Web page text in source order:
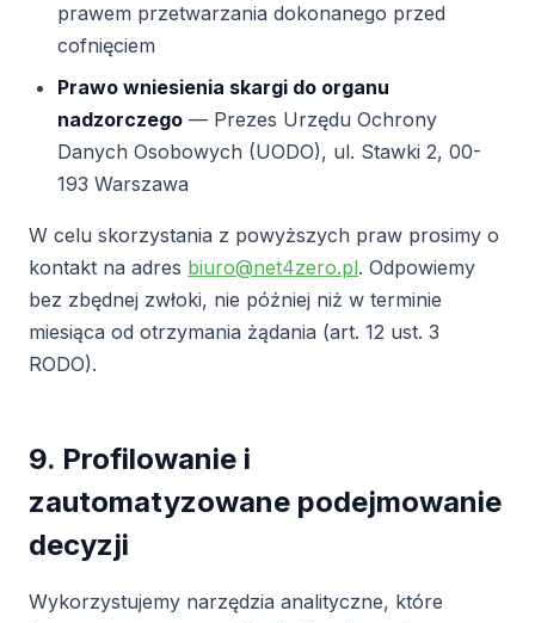
prawem przetwarzania dokonanego przed
cofnięciem
Prawo wniesienia skargi do organu
nadzorczego — Prezes Urzędu Ochrony
Danych Osobowych (UODO), ul. Stawki 2, 00-
193 Warszawa
W celu skorzystania z powyższych praw prosimy o
kontakt na adres biuro@net4zero.pl. Odpowiemy
bez zbędnej zwłoki, nie później niż w terminie
miesiąca od otrzymania żądania (art. 12 ust. 3
RODO).
9. Profilowanie i
zautomatyzowane podejmowanie
decyzji
Wykorzystujemy narzędzia analityczne, które